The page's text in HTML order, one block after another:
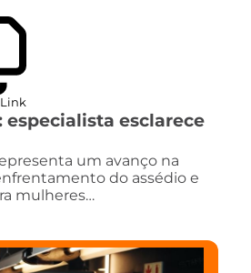
especialista esclarece
um avanço na
do assédio e
mulheres…